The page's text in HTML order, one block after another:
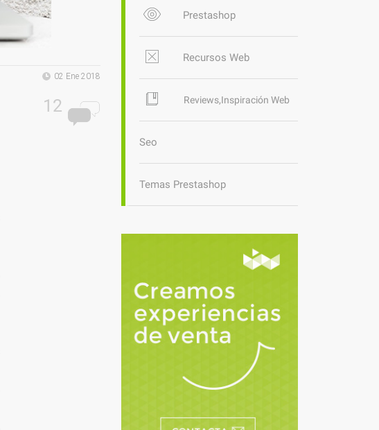
02 Ene 2018
12
Prestashop
Recursos Web
Reviews,Inspiración Web
Seo
Temas Prestashop